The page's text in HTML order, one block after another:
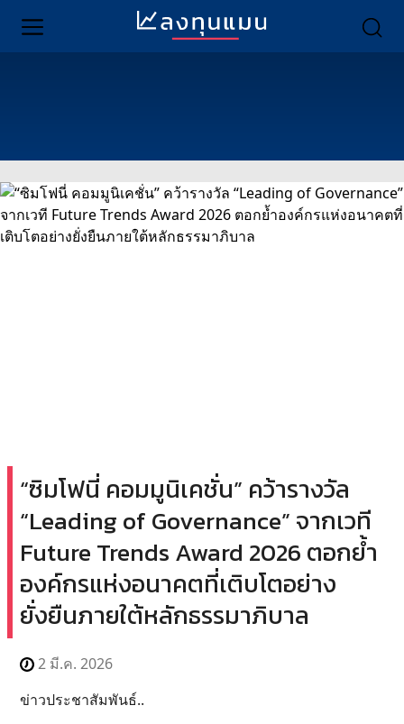
“ซิมโฟนี่ คอมมูนิเคชั่น” คว้ารางวัล
“Leading of Governance” จากเวที
Future Trends Award 2026 ตอกย้ำ
องค์กรแห่งอนาคตที่เติบโตอย่าง
ยั่งยืนภายใต้หลักธรรมาภิบาล
2 มี.ค. 2026
ข่าวประชาสัมพันธ์..